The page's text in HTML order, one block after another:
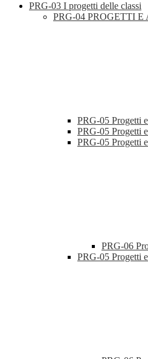
PRG-03 I progetti delle classi
PRG-04 PROGETTI
PRG-05 Progetti
PRG-05 Progetti
PRG-05 Progetti
PRG-06
PRG-05 Progetti